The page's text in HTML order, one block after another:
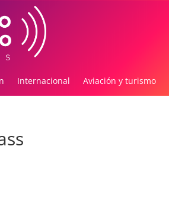
Internacional Aviación y turismo